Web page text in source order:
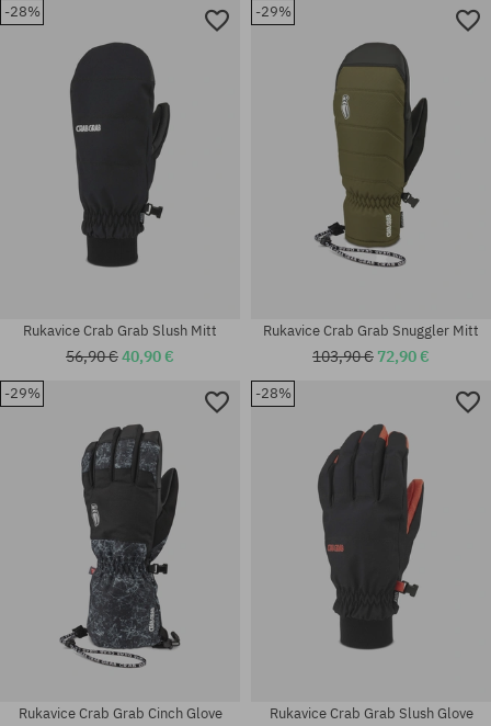
Dostupné veľkosti:
Dostupné veľkosti:
-28%
Rukavice Crab Grab Slush Mitt
56,90 €40,90 €
-29%
Rukavice Crab Grab Snuggler Mitt
103,90 € 72,90 €
-29%
Rukavice Crab Grab Cinch Glove
-28%
Rukavice Crab Grab Slush Glove